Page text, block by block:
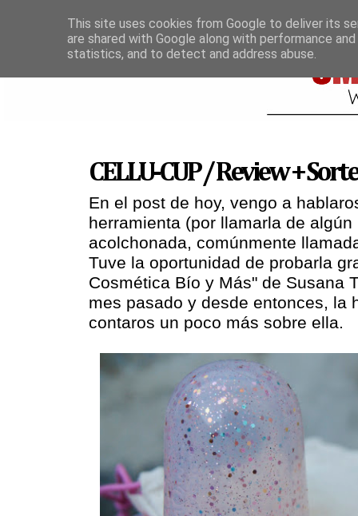
CELLU-CUP / Review +
En el post de hoy, vengo a
herramienta (por llamarla de
acolchonada, comúnmente
Tuve la oportunidad de probarla
Cosmética Bío y Más" de Susana
mes pasado y desde entonces, la
contaros un poco más sobre ella.
This site uses cookies from Google to deliver its
are shared with Google along with performance
statistics, and to detect and address abuse.